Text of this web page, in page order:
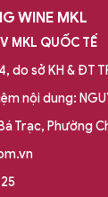
WINE MKL
MKL QUỐC TẾ
do sở KH & ĐT
nội dung:
Trạc, Phường